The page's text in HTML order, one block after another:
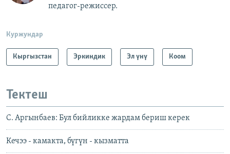
педагог-режиссер.
Куржундар
Кыргызстан Эркиндик Эл үнү Коом
Тектеш
С. Аргынбаев: Бул бийликке жардам бериш керек
Кечээ - камакта, бүгүн - кызматта